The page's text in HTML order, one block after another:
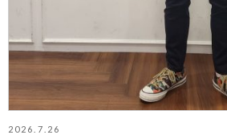
2026.7.26